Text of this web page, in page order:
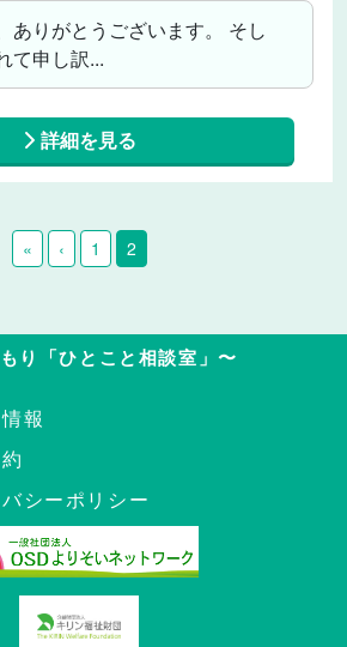
ありがとうございます。 そし
て申し訳...
詳細を見る
« ‹ 1 2
り「ひとこと相談室」〜
報
シーポリシー